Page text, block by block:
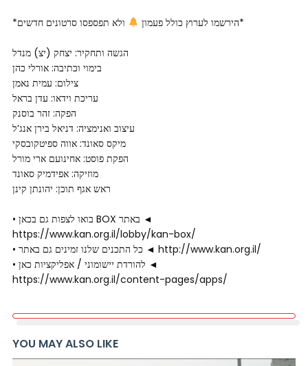
*הירשמו לערוץ כולל פעמוןולא תפספסו סרטונים חדשים*
הגשה ותחקיר: יצחק (יצ) מנדל
בימוי וכתיבה: אורלי כהן
צילום: עמית נאמן
עריכת וידאו: עדן בראל
הפקה: זהר בוסנק
עיצוב ואנימציה: דניאל בירן אנג’ל
מיקס סאונד: אווה ספיטקובסקי
הפקת פוסט: אחינועם ארי מורל
מוזיקה: אפידמיק סאונד
ראש אגף תוכן: יהונתן קינן
• בואו לצפות גם בכאן BOX באתר ◄
https://www.kan.org.il/lobby/kan-box/
• כל התכנים שלנו זמינים גם באתר ◄ http://www.kan.org.il/
• להורדת יישומוני / אפליקציות כאן ◄
https://www.kan.org.il/content-pages/apps/
YOU MAY ALSO LIKE